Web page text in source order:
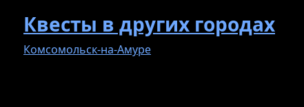
Квесты в других городах
Комсомольск-на-Амуре